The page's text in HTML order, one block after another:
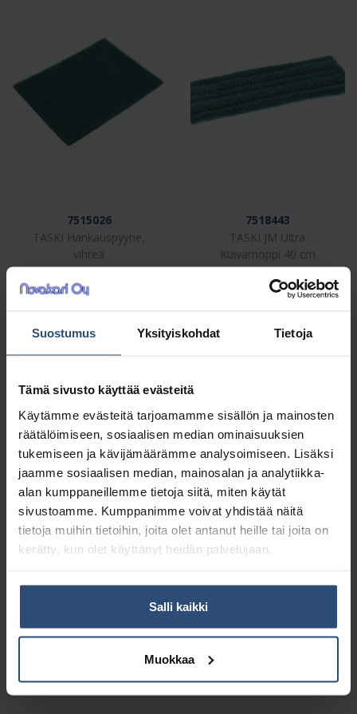
Suostumus Yksityiskohdat Tietoja
Tämä sivusto käyttää evästeitä
Käytämme evästeitä tarjoamamme sisällön ja mainosten
räätälöimiseen, sosiaalisen median ominaisuuksien
tukemiseen ja kävijämäärämme analysoimiseen. Lisäksi
jaamme sosiaalisen median, mainosalan ja analytiikka-
alan kumppaneillemme tietoja siitä, miten käytät
sivustoamme. Kumppanimme voivat yhdistää näitä
tietoja muihin tietoihin, joita olet antanut heille tai joita on
kerätty, kun olet käyttänyt heidän palvelujaan.
Salli kaikki
Muokkaa
7515026
TASKI Hankauspyyhe,
vihreä
7518443
TASKI JM Ultra
Kuivamoppi 40 cm
€ alv 0%
7518444
Kuivamoppi 60 cm
7518475
Kuivamoppi 75 cm